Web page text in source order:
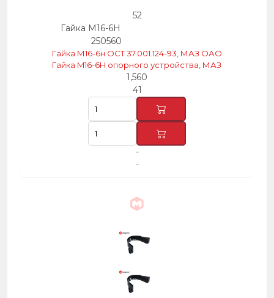
52
Гайка М16-6Н
250560
Гайка М16-6н ОСТ 37.001.124-93, МАЗ ОАО
Гайка M16-6H опорного устройства, МАЗ
1,560
41
-
-